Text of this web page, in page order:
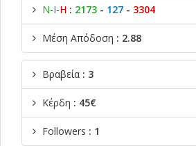
Ν-Ι-Η : 2173 - 127 - 3304
Μέση Απόδοση : 2.88
Βραβεία : 3
Κέρδη : 45€
Followers : 1